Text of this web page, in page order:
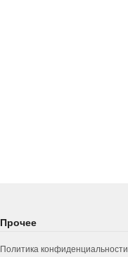
Прочее
Политика конфиденциальности